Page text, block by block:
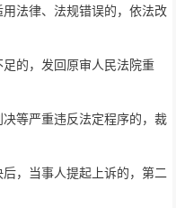
用法律、法规错误的，依法改
足的，发回原审人民法院重
决等严重违反法定程序的，裁
，当事人提起上诉的，第二